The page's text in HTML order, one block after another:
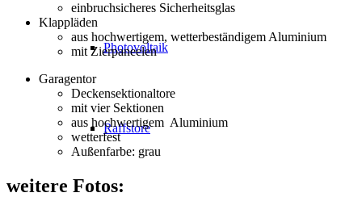
Photovoltaik
Raffstore
einbruchsicheres Sicherheitsglas
Klappläden
aus hochwertigem, wetterbeständigem Aluminium
mit Zierpaneelen
Garagentor
Deckensektionaltore
mit vier Sektionen
aus hochwertigem Aluminium
wetterfest
Außenfarbe: grau
weitere Fotos: